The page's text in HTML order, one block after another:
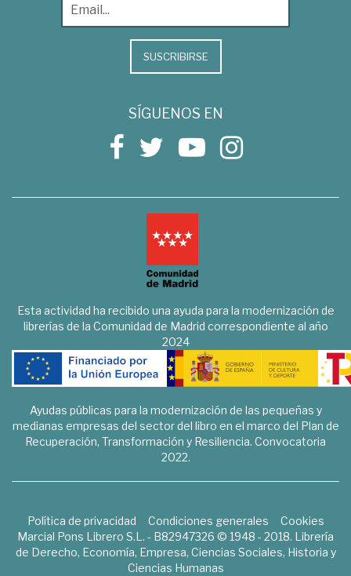
SUSCRIBIRSE
SÍGUENOS EN
Esta actividad ha recibido una ayuda para la modernización de
librerías de la Comunidad de Madrid correspondiente al año
2024
Ayudas públicas para la modernización de las pequeñas y
medianas empresas del sector del libro en el marco del Plan de
Recuperación, Transformación y Resiliencia. Convocatoria
2022.
Política de privacidad Condiciones generales
Cookies
Marcial Pons Librero S.L. - B82947326 © 1948 - 2018. Librería
de Derecho, Economía, Empresa, Ciencias Sociales, Historia y
Ciencias Humanas